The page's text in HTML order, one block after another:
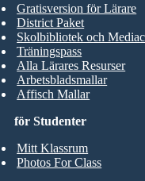
för Studenter
Mitt Klassrum
Photos For Class
Gratisversion för Lärare
District Paket
Skolbibliotek och
Träningspass
Alla Lärares Resurser
Arbetsbladsmallar
Affisch Mallar